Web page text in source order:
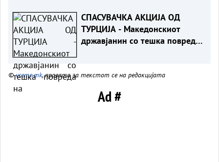
од Карпалак
СПАСУВАЧКА АКЦИЈА ОД
ТУРЦИЈА - Македонскиот
државјанин со тешка повреда
©vreme.mk, правата за текстот се на редакцијата
Ad #